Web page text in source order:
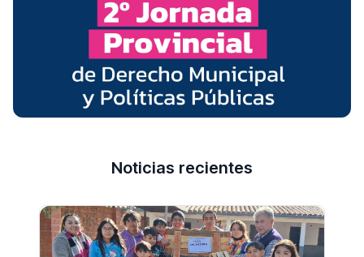
Noticias recientes